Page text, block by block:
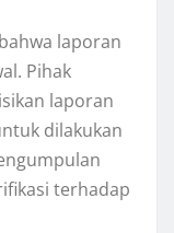
laporan
Pihak
laporan
dilakukan
terhadap